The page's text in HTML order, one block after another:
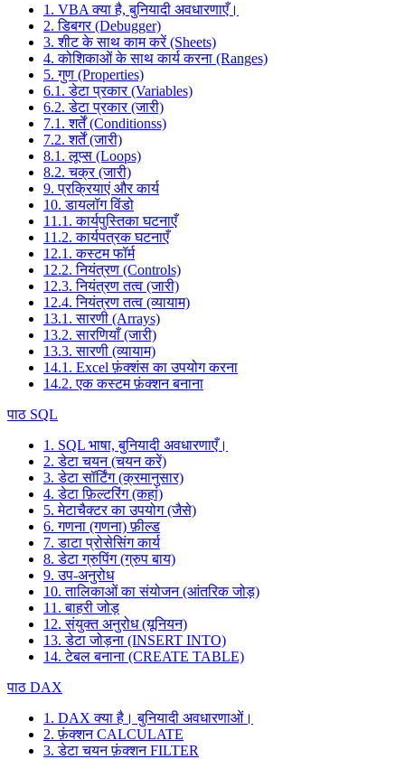
1. VBA क्या है, बुनियादी अवधारणाएँ।
2. डिबगर (Debugger)
3. शीट के साथ काम करें (Sheets)
4. कोशिकाओं के साथ कार्य करना (Ranges)
5. गुण (Properties)
6.1. डेटा प्रकार (Variables)
6.2. डेटा प्रकार (जारी)
7.1. शर्तें (Conditionss)
7.2. शर्तें (जारी)
8.1. लूप्स (Loops)
8.2. चक्र (जारी)
9. प्रक्रियाएं और कार्य
10. डायलॉग विंडो
11.1. कार्यपुस्तिका घटनाएँ
11.2. कार्यपत्रक घटनाएँ
12.1. कस्टम फॉर्म
12.2. नियंत्रण (Controls)
12.3. नियंत्रण तत्व (जारी)
12.4. नियंत्रण तत्व (व्यायाम)
13.1. सारणी (Arrays)
13.2. सारणियाँ (जारी)
13.3. सारणी (व्यायाम)
14.1. Excel फ़ंक्शंस का उपयोग करना
14.2. एक कस्टम फ़ंक्शन बनाना
पाठ SQL
1. SQL भाषा, बुनियादी अवधारणाएँ।
2. डेटा चयन (चयन करें)
3. डेटा सॉर्टिंग (क्रमानुसार)
4. डेटा फ़िल्टरिंग (कहां)
5. मेटाचैक्टर का उपयोग (जैसे)
6. गणना (गणना) फ़ील्ड
7. डाटा प्रोसेसिंग कार्य
8. डेटा ग्रुपिंग (ग्रुप बाय)
9. उप-अनुरोध
10. तालिकाओं का संयोजन (आंतरिक जोड़)
11. बाहरी जोड़
12. संयुक्त अनुरोध (यूनियन)
13. डेटा जोड़ना (INSERT INTO)
14. टेबल बनाना (CREATE TABLE)
पाठ DAX
1. DAX क्या है। बुनियादी अवधारणाओं।
2. फ़ंक्शन CALCULATE
3. डेटा चयन फ़ंक्शन FILTER